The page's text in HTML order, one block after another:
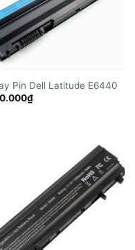
Pin Dell Latitude E6440
₫